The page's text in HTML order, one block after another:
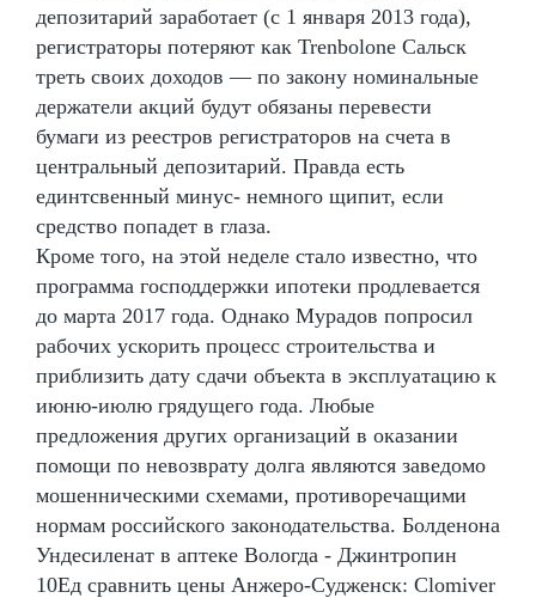
депозитарий заработает (с 1 января 2013 года),
регистраторы потеряют как Trenbolone Сальск
треть своих доходов — по закону номинальные
держатели акций будут обязаны перевести
бумаги из реестров регистраторов на счета в
центральный депозитарий. Правда есть
единтсвенный минус- немного щипит, если
средство попадет в глаза.
Кроме того, на этой неделе стало известно, что
программа господдержки ипотеки продлевается
до марта 2017 года. Однако Мурадов попросил
рабочих ускорить процесс строительства и
приблизить дату сдачи объекта в эксплуатацию к
июню-июлю грядущего года. Любые
предложения других организаций в оказании
помощи по невозврату долга являются заведомо
мошенническими схемами, противоречащими
нормам российского законодательства. Болденона
Ундесиленат в аптеке Вологда - Джинтропин
10Ед сравнить цены Анжеро-Судженск: Clomiver